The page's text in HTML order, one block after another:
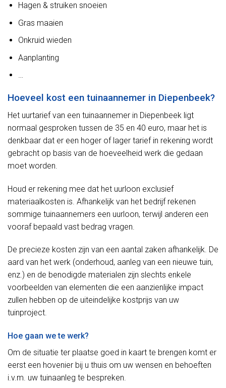
Hagen & struiken snoeien
Gras maaien
Onkruid wieden
Aanplanting
…
Hoeveel kost een tuinaannemer in Diepenbeek?
Het uurtarief van een tuinaannemer in Diepenbeek ligt
normaal gesproken tussen de 35 en 40 euro, maar het is
denkbaar dat er een hoger of lager tarief in rekening wordt
gebracht op basis van de hoeveelheid werk die gedaan
moet worden.
Houd er rekening mee dat het uurloon exclusief
materiaalkosten is. Afhankelijk van het bedrijf rekenen
sommige tuinaannemers een uurloon, terwijl anderen een
vooraf bepaald vast bedrag vragen.
De precieze kosten zijn van een aantal zaken afhankelijk. De
aard van het werk (onderhoud, aanleg van een nieuwe tuin,
enz.) en de benodigde materialen zijn slechts enkele
voorbeelden van elementen die een aanzienlijke impact
zullen hebben op de uiteindelijke kostprijs van uw
tuinproject.
Hoe gaan we te werk?
Om de situatie ter plaatse goed in kaart te brengen komt er
eerst een hovenier bij u thuis om uw wensen en behoeften
i.v.m. uw tuinaanleg te bespreken.